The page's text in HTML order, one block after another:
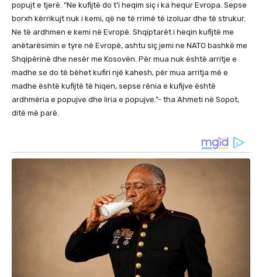
popujt e tjerë. “Ne kufijtë do t’i heqim siç i ka hequr Evropa. Sepse
borxh kërrikujt nuk i kemi, që ne të rrimë të izoluar dhe të strukur.
Ne të ardhmen e kemi në Evropë. Shqiptarët i heqin kufijtë me
anëtarësimin e tyre në Evropë, ashtu siç jemi ne NATO bashkë me
Shqipërinë dhe nesër me Kosovën. Për mua nuk është arritje e
madhe se do të bëhet kufiri një kahesh, për mua arritja më e
madhe është kufijtë të hiqen, sepse rënia e kufijve është
ardhmëria e popujve dhe liria e popujve.”- tha Ahmeti në Sopot,
ditë më parë.